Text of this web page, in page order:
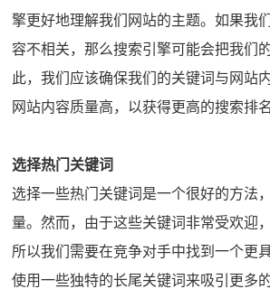
擎更好地理解我们网站的主题。如果我
容不相关，那么搜索引擎可能会把我们
此，我们应该确保我们的关键词与网站
网站内容质量高，以获得更高的搜索排名
选择热门关键词
选择一些热门关键词是一个很好的方法
量。然而，由于这些关键词非常受欢迎
所以我们需要在竞争对手中找到一个更
使用一些独特的长尾关键词来吸引更多的